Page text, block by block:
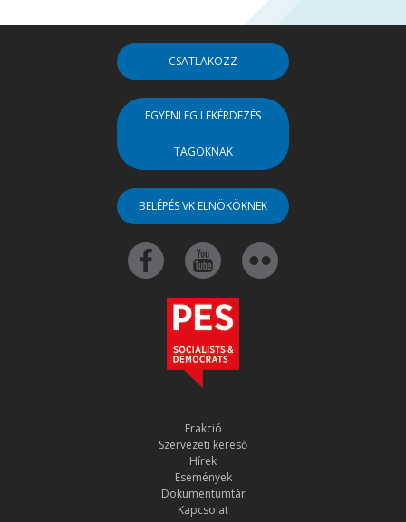
CSATLAKOZZ
EGYENLEG LEKÉRDEZÉS
TAGOKNAK
BELÉPÉS VK ELNÖKÖKNEK
Frakció
Szervezeti kereső
Hírek
Események
Dokumentumtár
Kapcsolat